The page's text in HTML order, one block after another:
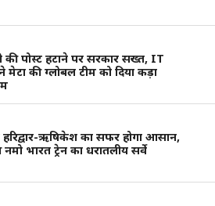
की पोस्ट हटाने पर सरकार सख्त, IT
मेटा की ग्लोबल टीम को दिया कड़ा
हरिद्वार-ऋषिकेश का सफर होगा आसान,
भारत ट्रेन का धरातलीय सर्वे